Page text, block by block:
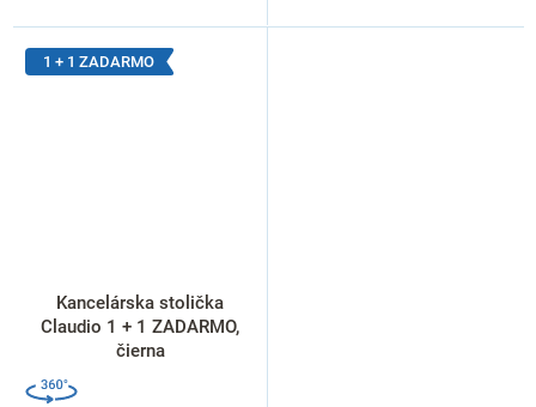
1 + 1 ZADARMO
Kancelárska stolička
Claudio 1 + 1 ZADARMO,
čierna